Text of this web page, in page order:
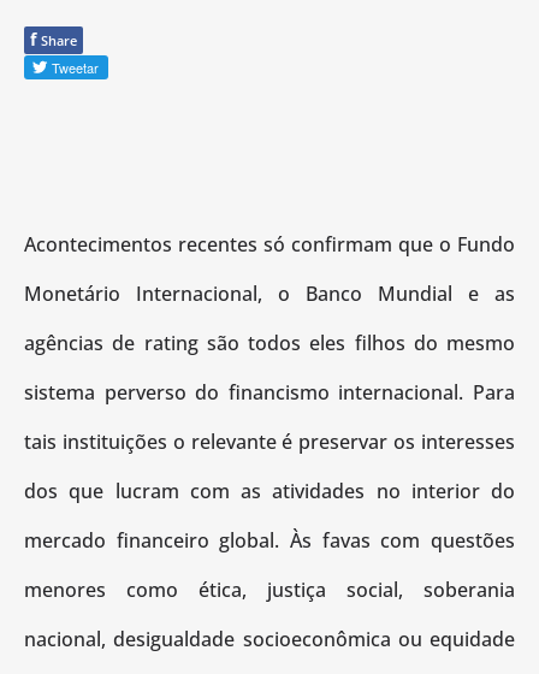
f Share
Acontecimentos recentes só confirmam que o Fundo
Monetário Internacional, o Banco Mundial e as
agências de rating são todos eles filhos do mesmo
sistema perverso do financismo internacional. Para
tais instituições o relevante é preservar os interesses
dos que lucram com as atividades no interior do
mercado financeiro global. Às favas com questões
menores como ética, justiça social, soberania
nacional, desigualdade socioeconômica ou equidade